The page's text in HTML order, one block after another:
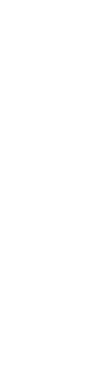
网站信息供学习交流使